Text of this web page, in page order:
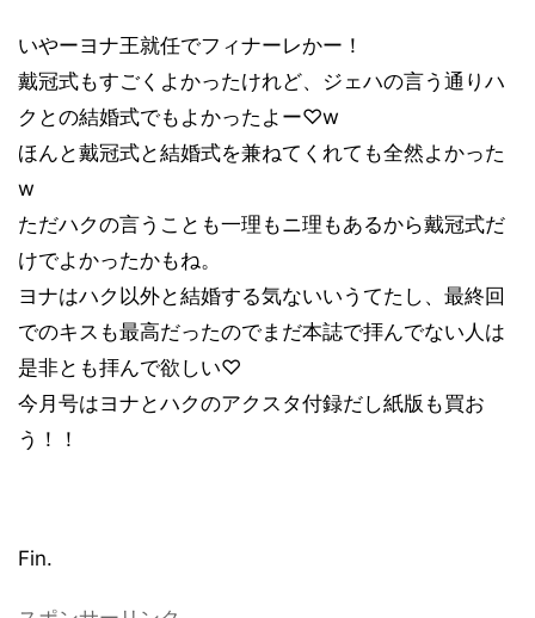
いやーヨナ王就任でフィナーレかー！
戴冠式もすごくよかったけれど、ジェハの言う通りハ
クとの結婚式でもよかったよー♡w
ほんと戴冠式と結婚式を兼ねてくれても全然よかった
w
ただハクの言うことも一理もニ理もあるから戴冠式だ
けでよかったかもね。
ヨナはハク以外と結婚する気ないいうてたし、最終回
でのキスも最高だったのでまだ本誌で拝んでない人は
是非とも拝んで欲しい♡
今月号はヨナとハクのアクスタ付録だし紙版も買お
う！！
Fin.